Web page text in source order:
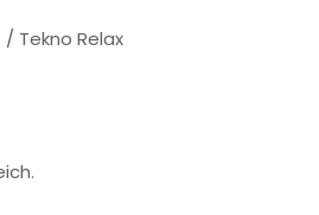
Tekno Relax